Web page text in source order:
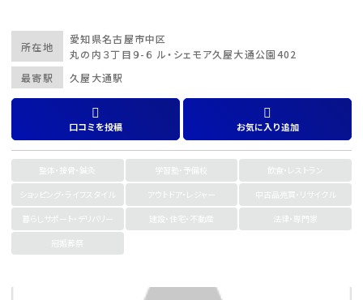
最寄駅 久屋大通駅
所在地
愛知県名古屋市中区
丸の内３丁目９-６ ル・シェモア久屋大通公園402
口コミを投稿 お気に入り追加
整体・接骨・鍼灸 学習塾・予備校
飲食・レストラン
ショッピング・ライフスタイル
アウトドア・レジャー
中古品売買・リサイクル
暮らしサポート・デリバリー
建設・住宅・不動産
法律・専門家
冠婚葬祭